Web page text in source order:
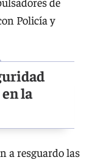
Policía y
la
a resguardo las